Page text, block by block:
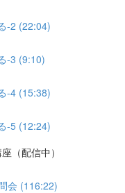
-2 (22:04)
-3 (9:10)
-4 (15:38)
-5 (12:24)
（配信中）
会 (116:22)